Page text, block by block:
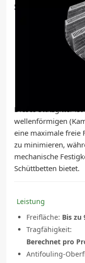
Stützgitter Für
Hochleistungs-
Dieses Stützgitter
wellenförmigen
eine maximale freie
zu minimieren,
mechanische
Schüttbetten bietet.
Leistung
Freifläche: Bis zu
Tragfähigkeit:
Berechnet pro
Antifouling-